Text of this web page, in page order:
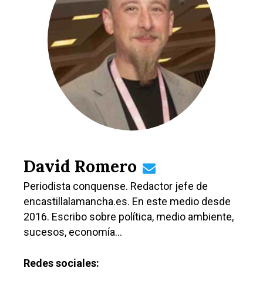
David Romero
Periodista conquense. Redactor jefe de
encastillalamancha.es. En este medio desde
2016. Escribo sobre política, medio ambiente,
sucesos, economía…
Redes sociales:
Castilla-La
Toledo
Ciudad Real
Talavera
Sanidad
Economía
Cultura
Deportes
Sucesos